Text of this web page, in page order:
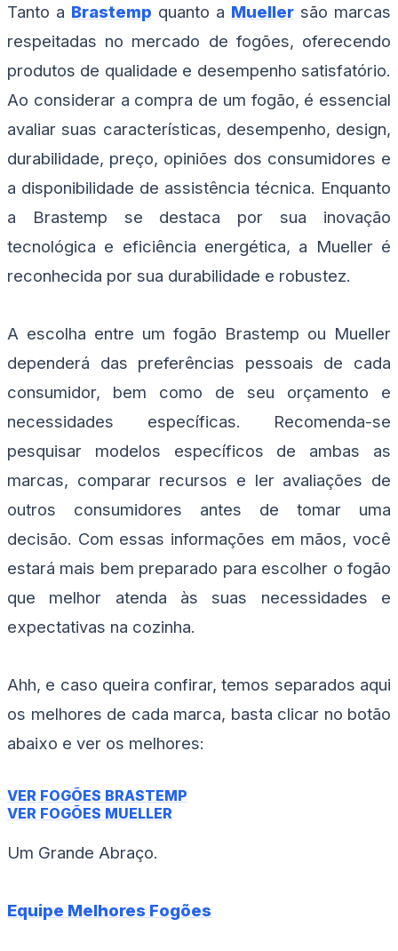
Tanto a Brastemp quanto a Mueller são marcas
respeitadas no mercado de fogões, oferecendo
produtos de qualidade e desempenho satisfatório.
Ao considerar a compra de um fogão, é essencial
avaliar suas características, desempenho, design,
durabilidade, preço, opiniões dos consumidores e
a disponibilidade de assistência técnica. Enquanto
a Brastemp se destaca por sua inovação
tecnológica e eficiência energética, a Mueller é
reconhecida por sua durabilidade e robustez.
A escolha entre um fogão Brastemp ou Mueller
dependerá das preferências pessoais de cada
consumidor, bem como de seu orçamento e
necessidades específicas. Recomenda-se
pesquisar modelos específicos de ambas as
marcas, comparar recursos e ler avaliações de
outros consumidores antes de tomar uma
decisão. Com essas informações em mãos, você
estará mais bem preparado para escolher o fogão
que melhor atenda às suas necessidades e
expectativas na cozinha.
Ahh, e caso queira confirar, temos separados aqui
os melhores de cada marca, basta clicar no botão
abaixo e ver os melhores:
VER FOGÕES BRASTEMP
VER FOGÕES MUELLER
Um Grande Abraço.
Equipe Melhores Fogões